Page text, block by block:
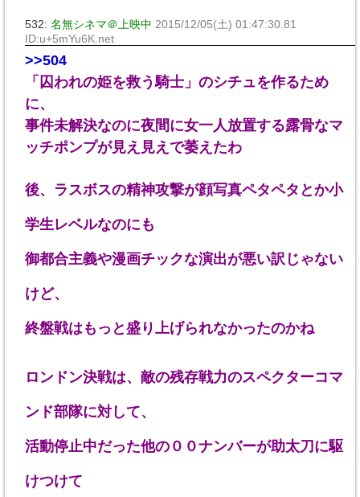
532: 名無シネマ＠上映中 2015/12/05(土) 01:47:30.81
ID:u+5mYu6K.net
>>504
「囚われの姫を救う騎士」のシチュを作るため
に、
事件未解決なのに夜間に女一人放置する露骨なマ
ッチポンプが見え見えで萎えたわ
後、ラスボスの精神攻撃が顔写真ペタペタとか小
学生レベルなのにも
御都合主義や漫画チックな演出が悪い訳じゃない
けど、
終盤戦はもっと盛り上げられなかったのかね
ロンドン決戦は、敵の残存戦力のスペクターコマ
ンド部隊に対して、
活動停止中だった他の００ナンバーが助太刀に駆
けつけて